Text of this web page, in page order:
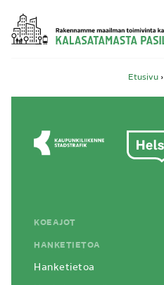
Siirry
sisältöön
Etusivu›
KOEAJOT
HANKETIETOA
Hanketietoa